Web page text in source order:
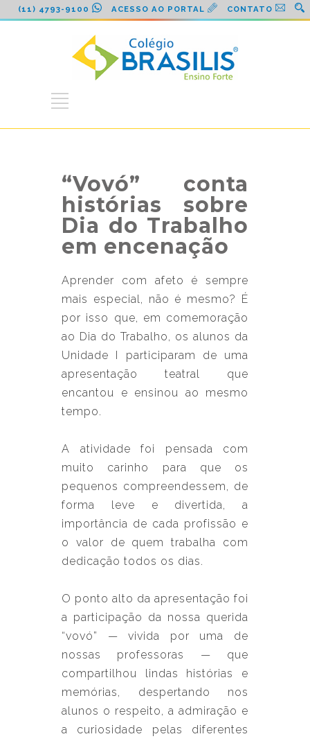
(11) 4793-9100 ACESSO AO PORTAL CONTATO
“Vovó” conta
histórias sobre
Dia do Trabalho
em encenação
Aprender com afeto é sempre
mais especial, não é mesmo? É
por isso que, em comemoração
ao Dia do Trabalho, os alunos da
Unidade I participaram de uma
apresentação teatral que
encantou e ensinou ao mesmo
tempo.
A atividade foi pensada com
muito carinho para que os
pequenos compreendessem, de
forma leve e divertida, a
importância de cada profissão e
o valor de quem trabalha com
dedicação todos os dias.
O ponto alto da apresentação foi
a participação da nossa querida
“vovó” — vivida por uma de
nossas professoras — que
compartilhou lindas histórias e
memórias, despertando nos
alunos o respeito, a admiração e
a curiosidade pelas diferentes